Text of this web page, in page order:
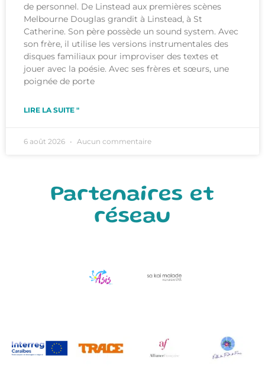
de personnel. De Linstead aux premières scènes
Melbourne Douglas grandit à Linstead, à St
Catherine. Son père possède un sound system. Avec
son frère, il utilise les versions instrumentales des
disques familiaux pour improviser des textes et
jouer avec la poésie. Avec ses frères et sœurs, une
poignée de porte
LIRE LA SUITE "
6 août 2026 Aucun commentaire
Partenaires et
réseau